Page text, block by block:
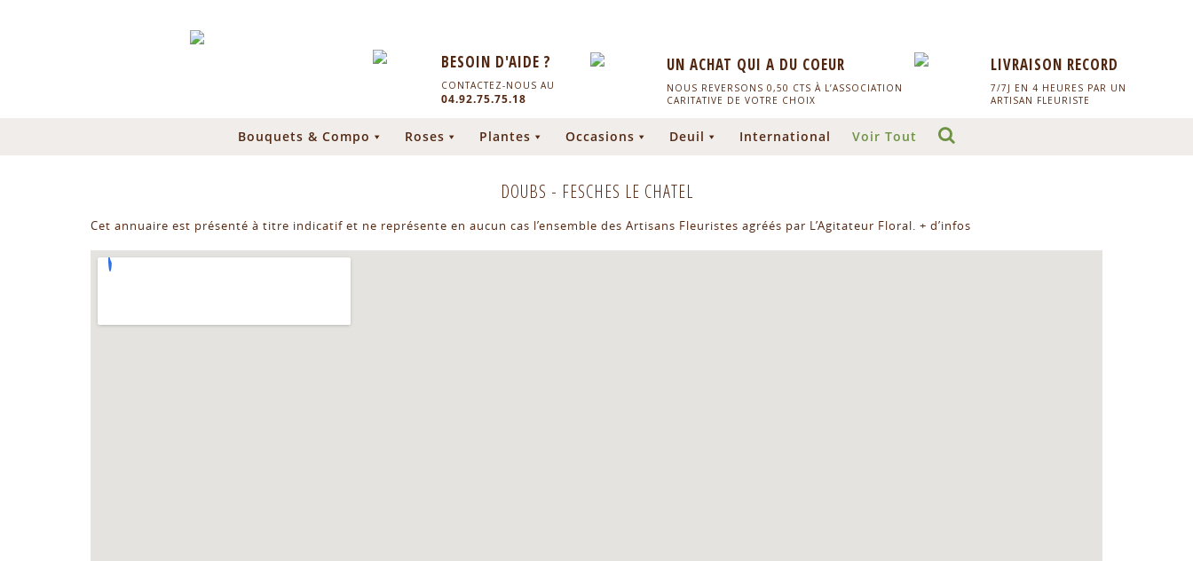
BESOIN D'AIDE ?
CONTACTEZ-NOUS AU
04.92.75.75.18
UN ACHAT QUI A DU COEUR
NOUS REVERSONS 0,50 CTS À L’ASSOCIATION
CARITATIVE DE VOTRE CHOIX
LIVRAISON RECORD
7/7J EN 4 HEURES PAR UN
ARTISAN FLEURISTE
Bouquets & Compo Roses Plantes Occasions Deuil International Voir Tout
DOUBS - FESCHES LE CHATEL
Cet annuaire est présenté à titre indicatif et ne représente en aucun cas l’ensemble des Artisans Fleuristes agréés par L’Agitateur Floral. + d’infos